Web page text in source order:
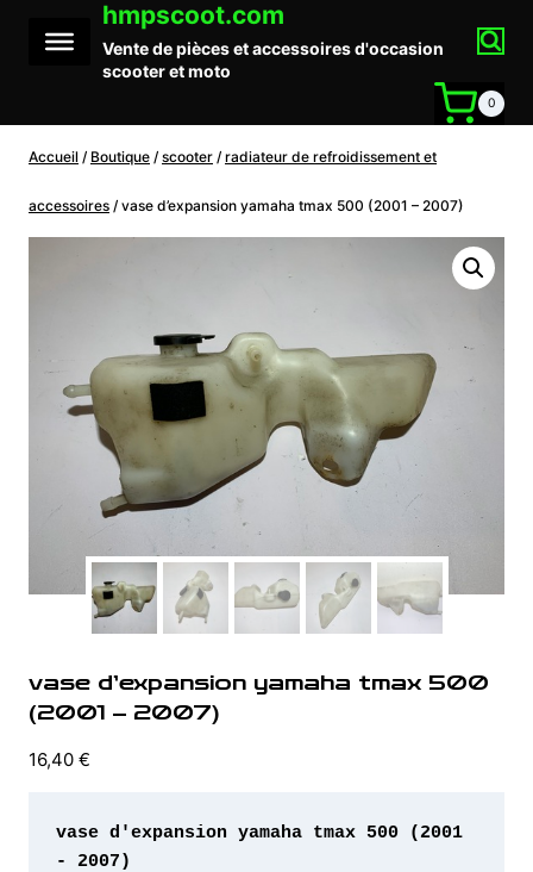
contenu
hmpscoot.com
Vente de pièces et accessoires d'occasion
scooter et moto
0
Accueil / Boutique / scooter / radiateur de refroidissement et
accessoires / vase d’expansion yamaha tmax 500 (2001 – 2007)
vase d’expansion yamaha tmax 500
(2001 – 2007)
16,40 €
vase d'expansion yamaha tmax 500 (2001